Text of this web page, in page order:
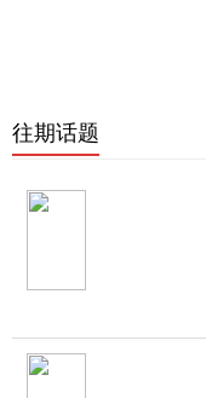
往期话题